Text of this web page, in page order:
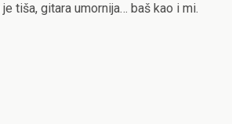
tiša, gitara umornija… baš kao i mi.